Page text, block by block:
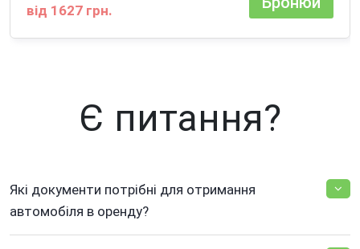
від 1627 грн.
Є питання?
Які документи потрібні для отримання
автомобіля в оренду?